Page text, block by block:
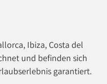
Ibiza, Costa del
und befinden sich
garantiert.